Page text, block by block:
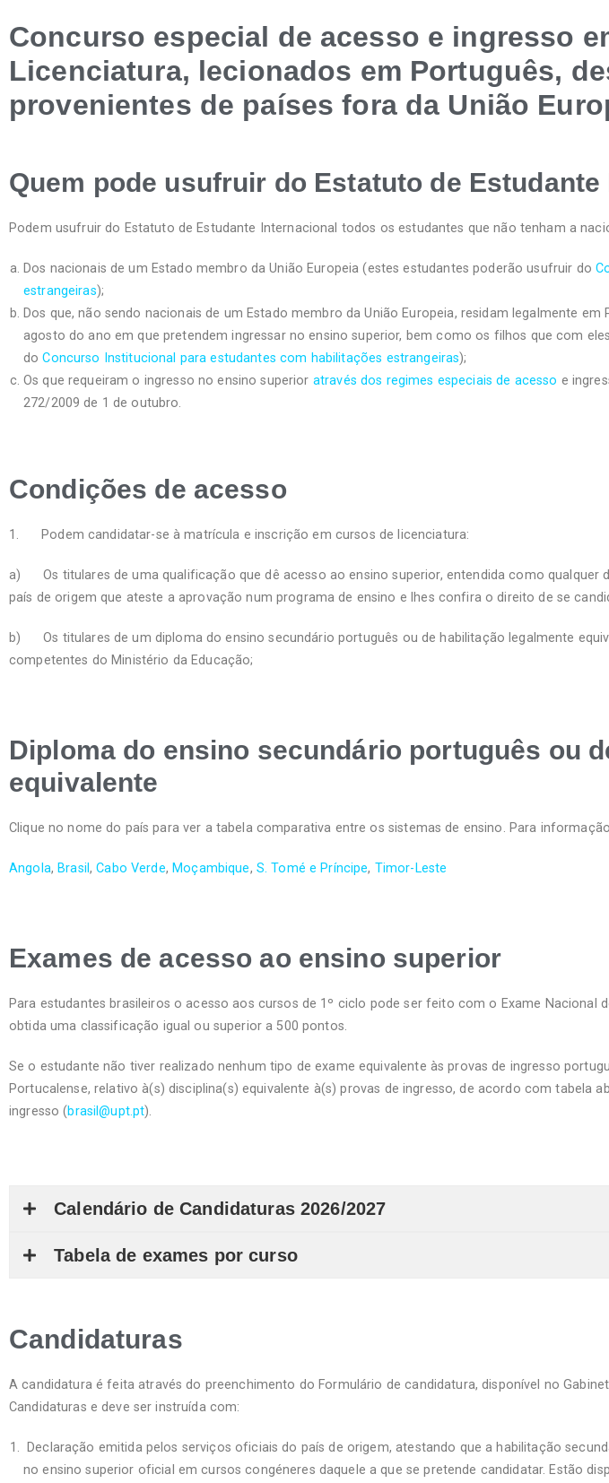
Concurso especial de acesso e ingresso
Licenciatura, lecionados em Português,
provenientes de países fora da União
Quem pode usufruir do Estatuto de
Podem usufruir do Estatuto de Estudante Internacional todos os estudantes que não tenham a
Dos nacionais de um Estado membro da União Europeia (estes estudantes poderão usufruir do
estrangeiras);
Dos que, não sendo nacionais de um Estado membro da União Europeia, residam legalmente
agosto do ano em que pretendem ingressar no ensino superior, bem como os filhos que com
doConcurso Institucional para estudantes com habilitações estrangeiras);
Os que requeiram o ingresso no ensino superior através dos regimes especiais de acesso e
272/2009 de 1 de outubro.
Condições de acesso
1. Podem candidatar-se à matrícula e inscrição em cursos de licenciatura:
a) Os titulares de uma qualificação que dê acesso ao ensino superior, entendida como
país de origem que ateste a aprovação num programa de ensino e lhes confira o direito de se
b) Os titulares de um diploma do ensino secundário português ou de habilitação legalmente
competentes do Ministério da Educação;
Diploma do ensino secundário português ou
equivalente
Clique no nome do país para ver a tabela comparativa entre os sistemas de ensino. Para
Angola, Brasil,Cabo Verde, Moçambique, S. Tomé e Príncipe, Timor-Leste
Exames de acesso ao ensino superior
Para estudantes brasileiros o acesso aos cursos de 1º ciclo pode ser feito com o Exame Nacional
obtida uma classificação igual ou superior a 500 pontos.
Se o estudante não tiver realizado nenhum tipo de exame equivalente às provas de ingresso
Portucalense, relativo à(s) disciplina(s) equivalente à(s) provas de ingresso, de acordo com tabela
ingresso (brasil@upt.pt).
Calendário de Candidaturas 2026/2027
Tabela de exames por curso
Candidaturas
A candidatura é feita através do preenchimento do Formulário de candidatura, disponível no
Candidaturas e deve ser instruída com:
Declaração emitida pelos serviços oficiais do país de origem, atestando que a habilitação
no ensino superior oficial em cursos congéneres daquele a que se pretende candidatar. Estão